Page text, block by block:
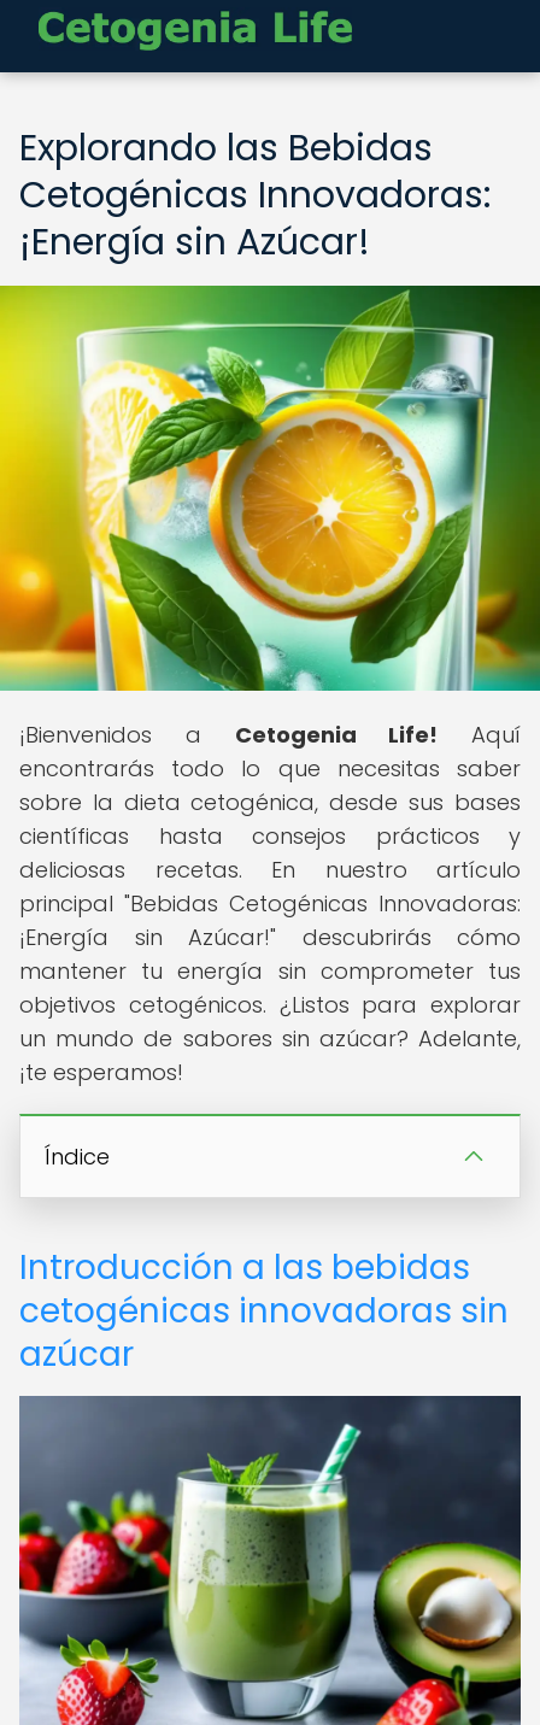
Explorando las Bebidas
Cetogénicas Innovadoras:
¡Energía sin Azúcar!
¡Bienvenidos a Cetogenia Life! Aquí
encontrarás todo lo que necesitas saber
sobre la dieta cetogénica, desde sus bases
científicas hasta consejos prácticos y
deliciosas recetas. En nuestro artículo
principal "Bebidas Cetogénicas Innovadoras:
¡Energía sin Azúcar!" descubrirás cómo
mantener tu energía sin comprometer tus
objetivos cetogénicos. ¿Listos para explorar
un mundo de sabores sin azúcar? Adelante,
¡te esperamos!
Índice
Introducción a las bebidas
cetogénicas innovadoras sin
azúcar